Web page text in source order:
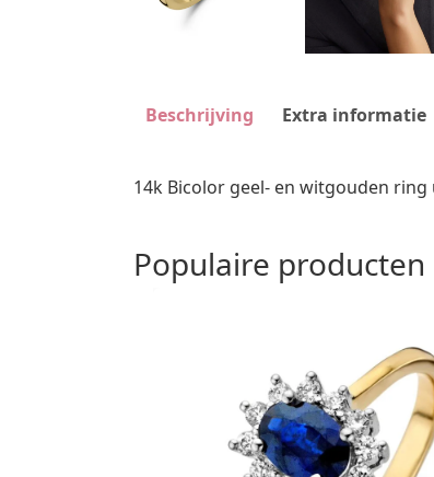
Beschrijving Extra informatie
14k Bicolor geel- en witgouden
Populaire producten